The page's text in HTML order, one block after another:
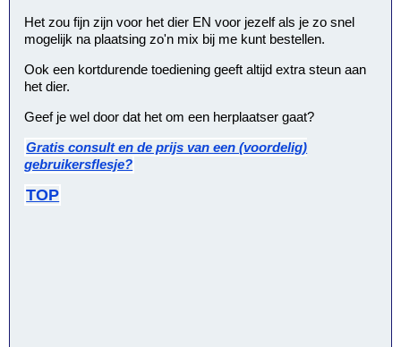
Het zou fijn zijn voor het dier EN voor jezelf als je zo snel
mogelijk na plaatsing zo'n mix bij me kunt bestellen.
Ook een kortdurende toediening geeft altijd extra steun aan
het dier.
Geef je wel door dat het om een herplaatser gaat?
Gratis consult en de prijs van een (voordelig)
gebruikersflesje?
TOP